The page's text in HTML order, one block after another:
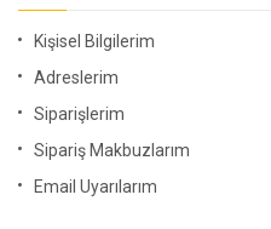
Kişisel Bilgilerim
Adreslerim
Siparişlerim
Sipariş Makbuzlarım
Email Uyarılarım